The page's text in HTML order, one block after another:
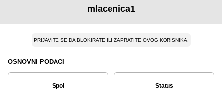
mlacenica1
PRIJAVITE SE DA BLOKIRATE ILI ZAPRATITE OVOG KORISNIKA.
OSNOVNI PODACI
Spol Status